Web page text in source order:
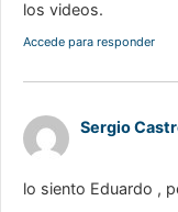
los videos.
Accede para responder
Sergio
lo siento Eduardo ,